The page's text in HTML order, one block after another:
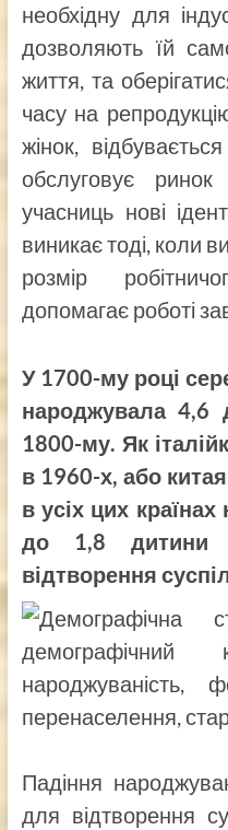
необхідну для
дозволяють їй
життя, та
часу на
жінок,
обслуговує
учасниць нові
виникає тоді, коли
розмір
допомагає роботі
У 1700-му році
народжувала 4,6
1800-му. Як
в 1960-х, або
в усіх цих
до 1,8 дитини
відтворення
Падіння
для відтворення